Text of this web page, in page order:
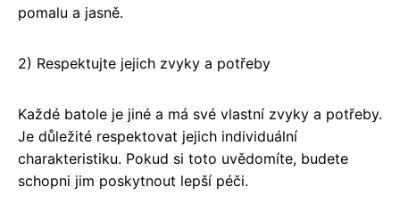
pomalu a jasně.
2) Respektujte jejich zvyky a potřeby
Každé batole je jiné a má své vlastní zvyky a potřeby.
Je důležité respektovat jejich individuální
charakteristiku. Pokud si toto uvědomíte, budete
schopni jim poskytnout lepší péči.